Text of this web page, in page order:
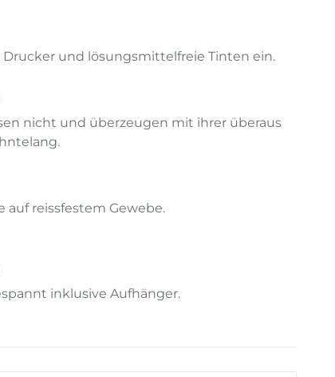
und lösungsmittelfreie Tinten ein.
nicht und überzeugen mit ihrer überaus
reissfestem Gewebe.
inklusive Aufhänger.